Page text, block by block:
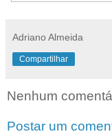
Adriano Almeida
Compartilhar
Nenhum
Postar um